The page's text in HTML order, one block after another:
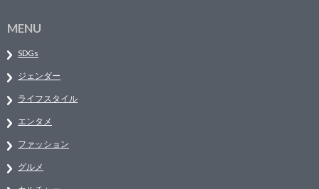
MENU
SDGs
ジェンダー
ライフスタイル
エンタメ
ファッション
グルメ